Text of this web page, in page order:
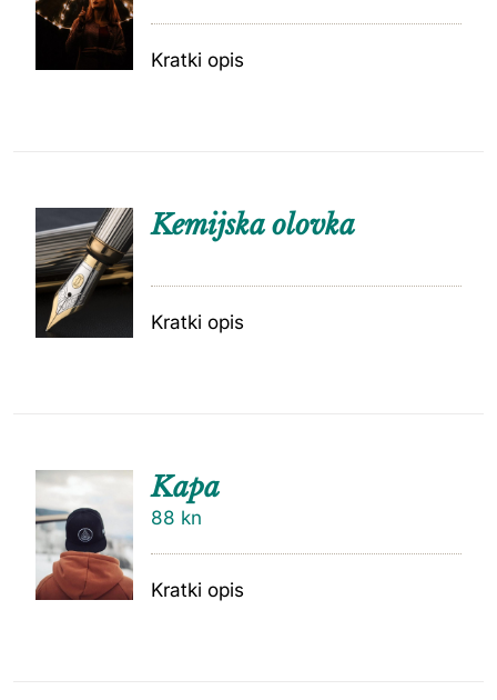
Kratki opis
Kemijska olovka
Kratki opis
KOŠARI
CU
Kapa
88 kn
Kratki opis